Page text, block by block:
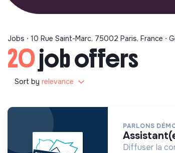
Jobs ⋅ 10 Rue Saint-Marc, 75002 Paris, France ⋅
20job offers
Sort by relevance
PARLONS
Diffuser la